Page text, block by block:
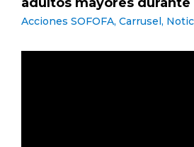
Acciones SOFOFA, Carrusel,